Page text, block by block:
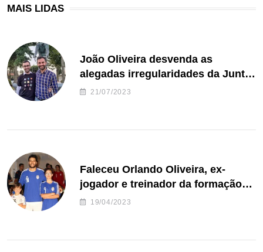
MAIS LIDAS
João Oliveira desvenda as
alegadas irregularidades da Junta
de Freguesia S. João de Ver
21/07/2023
Faleceu Orlando Oliveira, ex-
jogador e treinador da formação
de andebol do Feirense
19/04/2023